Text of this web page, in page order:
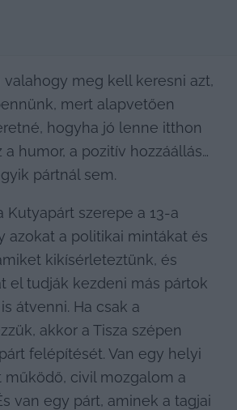
valahogy meg kell keresni azt,
mert alapvetően
hogyha jó lenne itthon
a humor, a pozitív hozzáállás…
pártnál sem.
Kutyapárt szerepe a 13-a
azokat a politikai mintákat és
kikísérleteztünk, és
el tudják kezdeni más pártok
átvenni. Ha csak a
akkor a Tisza szépen
felépítését. Van egy helyi
működő, civil mozgalom a
van egy párt, aminek a tagjai